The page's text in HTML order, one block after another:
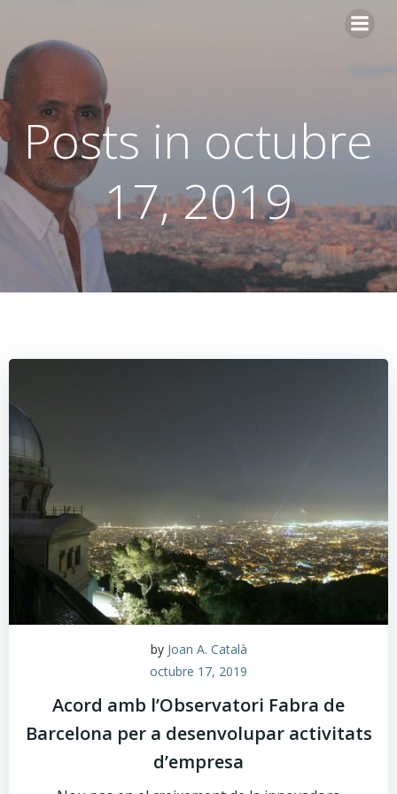
Posts in octubre
17, 2019
by Joan A. Català
octubre 17, 2019
Acord amb l’Observatori Fabra de
Barcelona per a desenvolupar activitats
d’empresa